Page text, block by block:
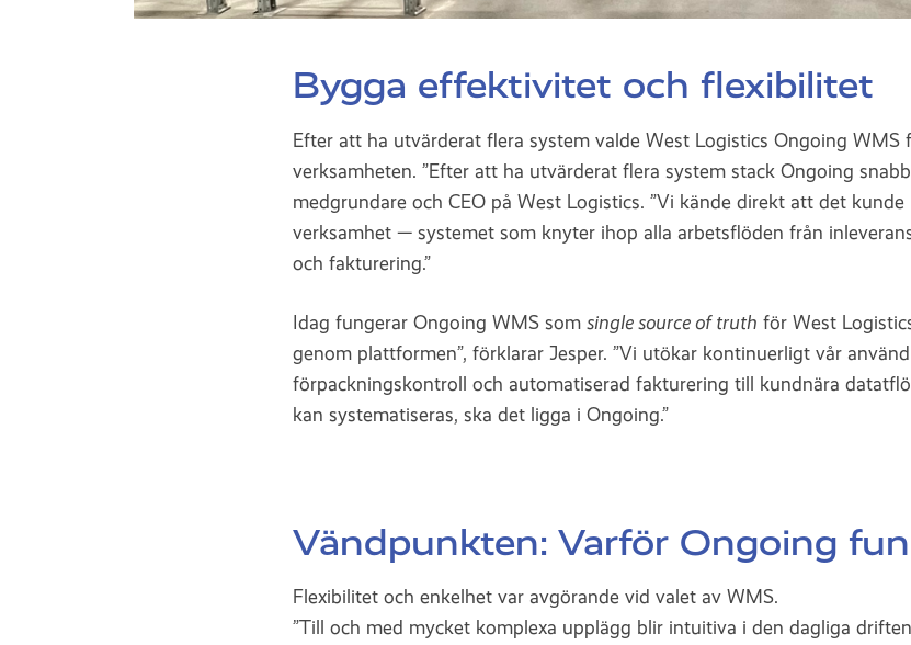
Bygga effektivitet och flexibilitet
Efter att ha utvärderat flera system valde West Logistics Ongoing WMS
verksamheten. ”Efter att ha utvärderat flera system stack Ongoing
medgrundare och CEO på West Logistics. ”Vi kände direkt att det
verksamhet — systemet som knyter ihop alla arbetsflöden från
och fakturering.”
Idag fungerar Ongoing WMS som single source of truth för West
genom plattformen”, förklarar Jesper. ”Vi utökar kontinuerligt vår
förpackningskontroll och automatiserad fakturering till kundnära
kan systematiseras, ska det ligga i Ongoing.”
Vändpunkten: Varför Ongoing
Flexibilitet och enkelhet var avgörande vid valet av WMS.
”Till och med mycket komplexa upplägg blir intuitiva i den dagliga